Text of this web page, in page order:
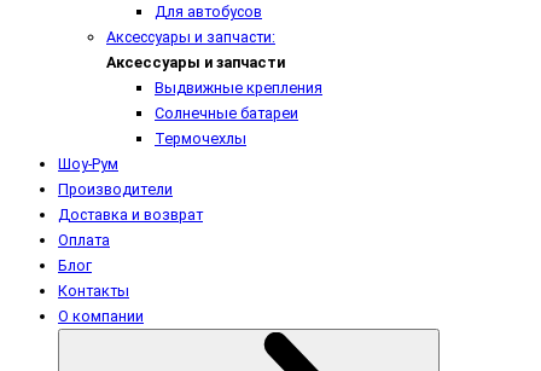
Для автобусов
Аксессуары и запчасти:
Аксессуары и запчасти
Выдвижные крепления
Солнечные батареи
Термочехлы
Шоу-Рум
Производители
Доставка и возврат
Оплата
Блог
Контакты
О компании